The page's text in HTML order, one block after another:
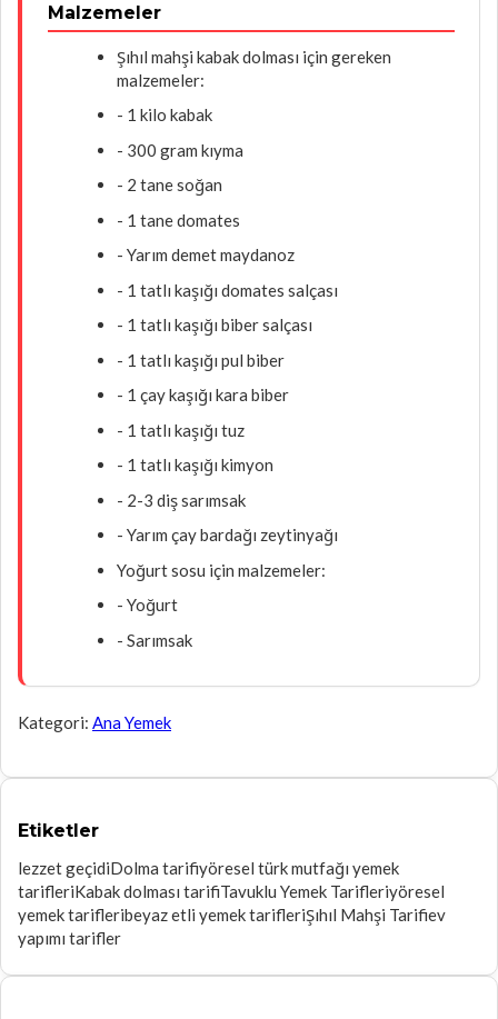
Malzemeler
Şıhıl mahşi kabak dolması için gereken
malzemeler:
- 1 kilo kabak
- 300 gram kıyma
- 2 tane soğan
- 1 tane domates
- Yarım demet maydanoz
- 1 tatlı kaşığı domates salçası
- 1 tatlı kaşığı biber salçası
- 1 tatlı kaşığı pul biber
- 1 çay kaşığı kara biber
- 1 tatlı kaşığı tuz
- 1 tatlı kaşığı kimyon
- 2-3 diş sarımsak
- Yarım çay bardağı zeytinyağı
Yoğurt sosu için malzemeler:
- Yoğurt
- Sarımsak
Kategori: Ana Yemek
Etiketler
lezzet geçidiDolma tarifiyöresel türk mutfağı yemek
tarifleriKabak dolması tarifiTavuklu Yemek Tarifleriyöresel
yemek tarifleribeyaz etli yemek tarifleriŞıhıl Mahşi Tarifiev
yapımı tarifler